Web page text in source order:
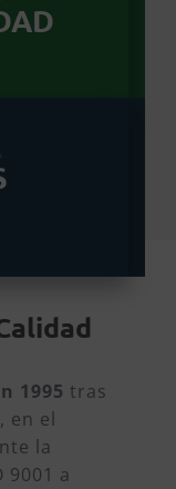
1995 tras
en el
la
9001 a